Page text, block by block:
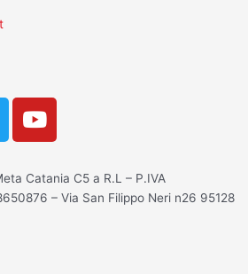
Y
o
t
u
Catania C5 a R.L – P.IVA
– Via San Filippo Neri n26 95128